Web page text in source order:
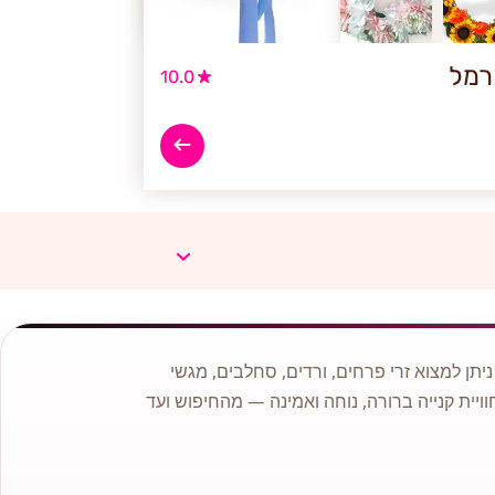
10.0
למצוא זרי פרחים, ורדים, סחלבים, מגשי
קנייה ברורה, נוחה ואמינה — מהחיפוש ועד